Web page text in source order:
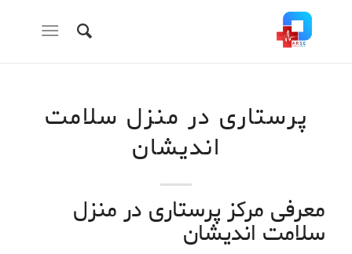
پرستاری در منزل سلامت
اندیشان
معرفی مرکز پرستاری در منزل
سلامت اندیشان